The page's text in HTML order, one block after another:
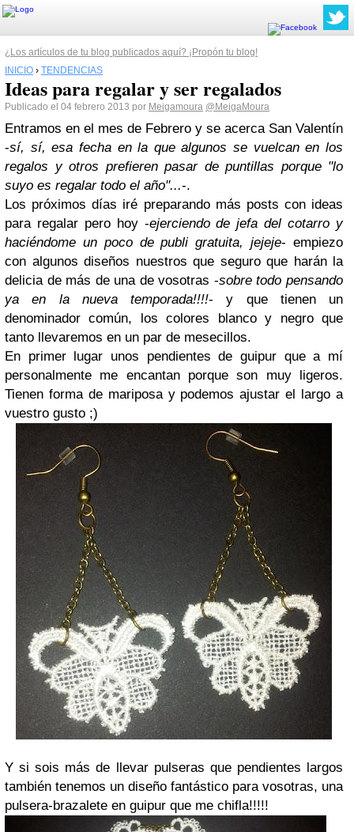
¿Los artículos de tu blog publicados aquí? ¡Propón tu blog!
INICIO › TENDENCIAS
Ideas para regalar y ser regalados
Publicado el 04 febrero 2013 por Meigamoura @MeigaMoura
Entramos en el mes de Febrero y se acerca San Valentín
-sí, sí, esa fecha en la que algunos se vuelcan en los
regalos y otros prefieren pasar de puntillas porque "lo
suyo es regalar todo el año"...-.
Los próximos días iré preparando más posts con ideas
para regalar pero hoy -ejerciendo de jefa del cotarro y
haciéndome un poco de publi gratuita, jejeje- empiezo
con algunos diseños nuestros que seguro que harán la
delicia de más de una de vosotras -sobre todo pensando
ya en la nueva temporada!!!!- y que tienen un
denominador común, los colores blanco y negro que
tanto llevaremos en un par de mesecillos.
En primer lugar unos pendientes de guipur que a mí
personalmente me encantan porque son muy ligeros.
Tienen forma de mariposa y podemos ajustar el largo a
vuestro gusto ;)
Y si sois más de llevar pulseras que pendientes largos
también tenemos un diseño fantástico para vosotras, una
pulsera-brazalete en guipur que me chifla!!!!!